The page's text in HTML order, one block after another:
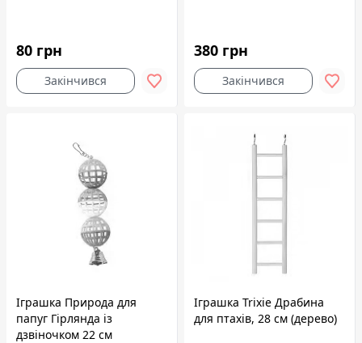
80 грн
Закінчився
380 грн
Закінчився
Іграшка Природа для
папуг Гірлянда із
дзвіночком 22 см
Іграшка Trixie Драбина
для птахів, 28 см (дерево)